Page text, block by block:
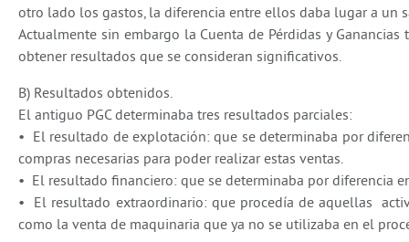
otro lado los gastos, la diferencia entre ellos daba lugar a un
Actualmente sin embargo la Cuenta de Pérdidas y
obtener resultados que se consideran significativos.
B) Resultados obtenidos.
El antiguo PGC determinaba tres resultados parciales:
• El resultado de explotación: que se determinaba por
compras necesarias para poder realizar estas ventas.
• El resultado financiero: que se determinaba por diferencia
• El resultado extraordinario: que procedía de aquellas
como la venta de maquinaria que ya no se utilizaba en el